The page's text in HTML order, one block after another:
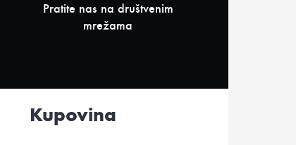
Pratite nas na društvenim
mrežama
Kupovina